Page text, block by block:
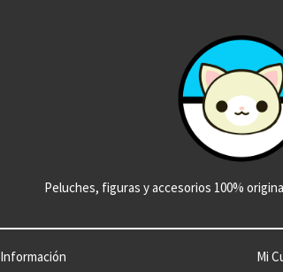
Peluches, figuras y accesorios 100%
Información Mi